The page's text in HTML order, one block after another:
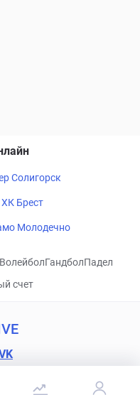
Солигорск
Брест
Молодечно
ВолейболГандболПадел
счет